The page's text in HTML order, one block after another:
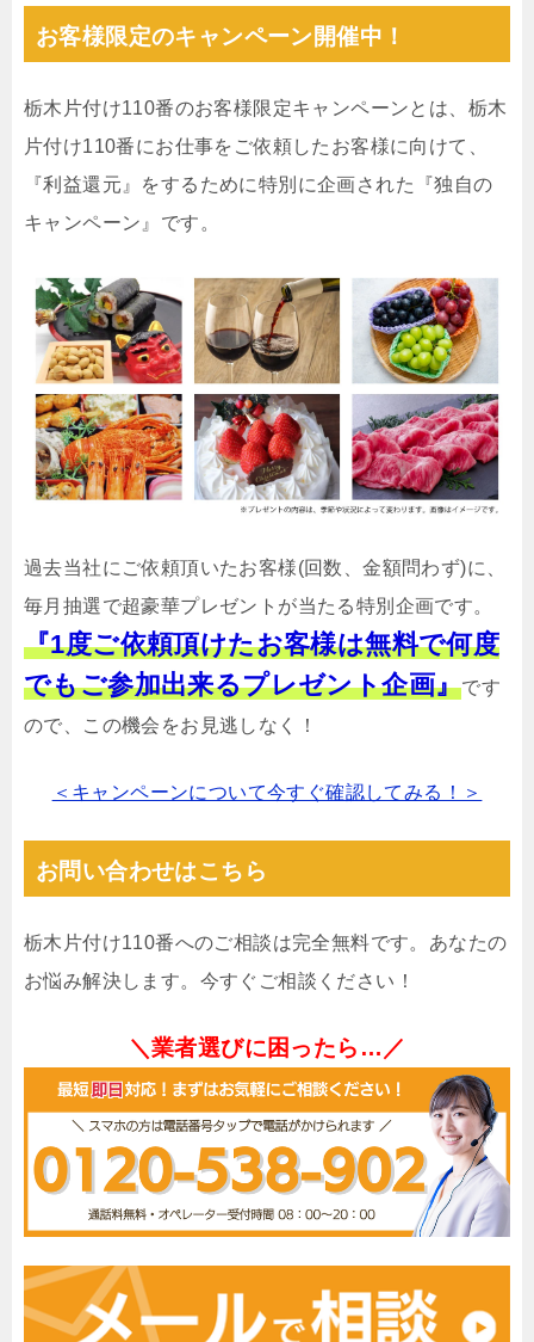
お客様限定のキャンペーン開催中！
栃木片付け110番のお客様限定キャンペーンとは、栃木
片付け110番にお仕事をご依頼したお客様に向けて、
『利益還元』をするために特別に企画された『独自の
キャンペーン』です。
過去当社にご依頼頂いたお客様(回数、金額問わず)に、
毎月抽選で超豪華プレゼントが当たる特別企画です。
『1度ご依頼頂けたお客様は無料で何度
でもご参加出来るプレゼント企画』です
ので、この機会をお見逃しなく！
＜キャンペーンについて今すぐ確認してみる！＞
お問い合わせはこちら
栃木片付け110番へのご相談は完全無料です。あなたの
お悩み解決します。今すぐご相談ください！
＼業者選びに困ったら…／